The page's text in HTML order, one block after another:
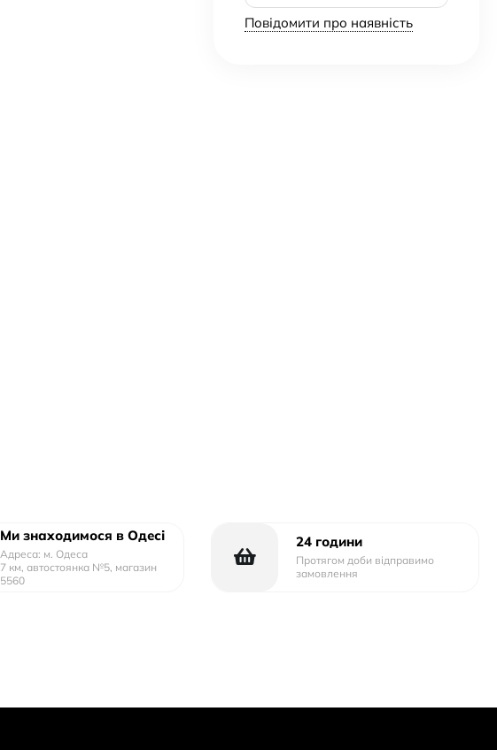
Повідомити про наявність
Ми знаходимося в Одесі
Адреса: м. Одеса
7 км, автостоянка №5, магазин
5560
24 години
Протягом доби відправимо
замовлення